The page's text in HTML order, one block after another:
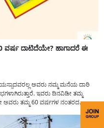
ವರ್ಷ ದಾಟಿದೆಯೇ? ಹಾಗಾದರೆ ಈ
ಅವರು ನಮ್ಮ ಮನೆಯ ದಾರಿ
ಇವರು ದಿನವಿಡೀ ತಮ್ಮ
ಅವರು ತಮ್ಮ 60 ವರ್ಷಗಳ ನಂತರದ
ಕನಸಾಗಿರುತ್ತದೆ ಆದ್ದರಿಂದ ಸರ್ಕಾರವು